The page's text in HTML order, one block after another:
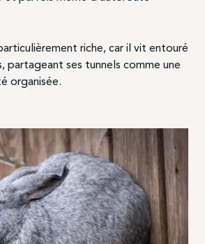
riche, car il vit entouré
partageant ses tunnels comme une
organisée.